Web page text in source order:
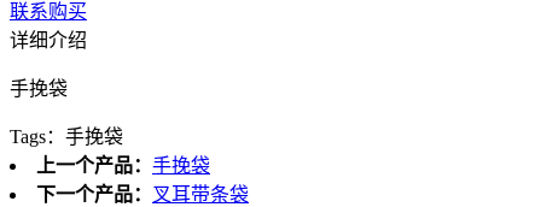
联系购买
详细介绍
手挽袋
Tags： 手挽袋
上一个产品： 手挽袋
下一个产品： 叉耳带条袋